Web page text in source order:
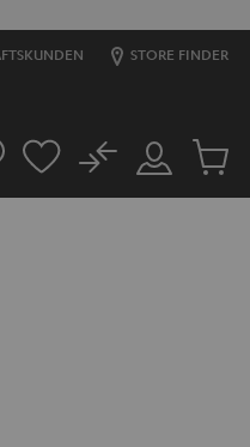
STORE FINDER
Mein
Konto
No
Artikel